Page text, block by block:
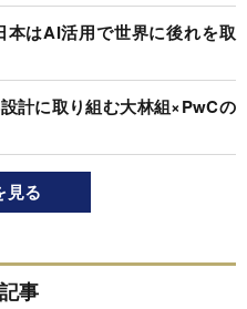
本はAI活用で世界に後れを取
計に取り組む大林組×PwCの
見る
事